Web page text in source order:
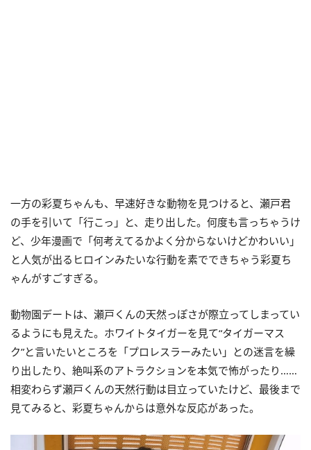
一方の彩夏ちゃんも、早速好きな動物を見つけると、瀬戸君
の手を引いて「行こっ」と、走り出した。何度も言っちゃうけ
ど、少年漫画で「何考えてるかよく分からないけどかわいい」
と人気が出るヒロインみたいな行動を素でできちゃう彩夏ち
ゃんがすごすぎる。
動物園デートは、瀬戸くんの天然っぽさが際立ってしまってい
るようにも見えた。ホワイトタイガーを見て“タイガーマス
ク”と言いたいところを「プロレスラーみたい」との迷言を繰
り出したり、絶叫系のアトラクションを本気で怖がったり……
相変わらず瀬戸くんの天然行動は目立っていたけど、最後まで
見てみると、彩夏ちゃんからは意外な反応があった。